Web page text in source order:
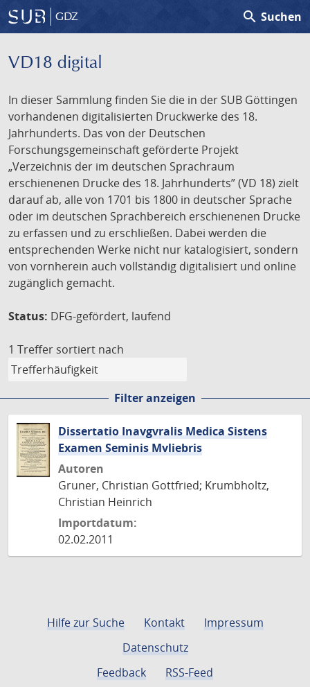
GDZ search Suchen
VD18 digital
In dieser Sammlung finden Sie die in der SUB Göttingen
vorhandenen digitalisierten Druckwerke des 18.
Jahrhunderts. Das von der Deutschen
Forschungsgemeinschaft geförderte Projekt
„Verzeichnis der im deutschen Sprachraum
erschienenen Drucke des 18. Jahrhunderts” (VD 18) zielt
darauf ab, alle von 1701 bis 1800 in deutscher Sprache
oder im deutschen Sprachbereich erschienenen Drucke
zu erfassen und zu erschließen. Dabei werden die
entsprechenden Werke nicht nur katalogisiert, sondern
von vornherein auch vollständig digitalisiert und online
zugänglich gemacht.
Status: DFG-gefördert, laufend
1 Treffer sortiert nach
Filter anzeigen
Dissertatio Inavgvralis Medica Sistens
Examen Seminis Mvliebris
Autoren
Gruner, Christian Gottfried; Krumbholtz,
Christian Heinrich
Importdatum:
02.02.2011
Hilfe zur Suche Kontakt
Impressum
Datenschutz
Feedback
RSS-Feed